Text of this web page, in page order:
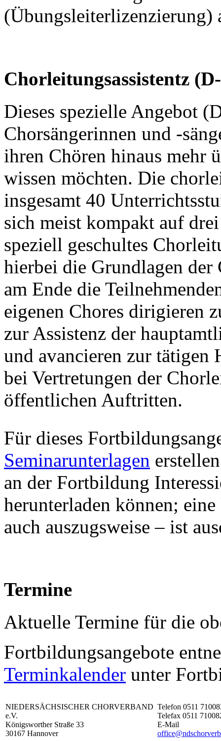
(Übungsleiterlizenzierung)
Chorleitungsassistentz
Dieses spezielle Angebot
Chorsängerinnen und -
ihren Chören hinaus mehr
wissen möchten. Die
insgesamt 40
sich meist kompakt auf
speziell geschultes
hierbei die Grundlagen
am Ende die
eigenen Chores dirigieren
zur Assistenz der
und avancieren zur tätigen
bei Vertretungen der
öffentlichen Auftritten.
Für dieses
Seminarunterlagen
an der Fortbildung
herunterladen können;
auch auszugsweise – ist
Termine
Aktuelle Termine für die
Fortbildungsangebote
Terminkalender unter
NIEDERSÄCHSISCHER CHORVERBAND
e.V.
Königsworther Straße 33
30167 Hannover
Telefon 0511
Telefax 0511
E-Mail